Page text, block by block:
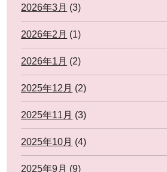
2026年3月 (3)
2026年2月 (1)
2026年1月 (2)
2025年12月 (2)
2025年11月 (3)
2025年10月 (4)
2025年9月 (9)